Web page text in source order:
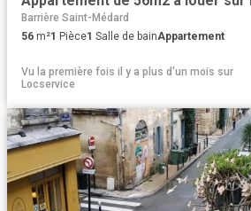
Barrière Saint-Médard
56 m²1 Pièce1 Salle de bainAppartement
Vu la première fois il y a plus d'un mois sur
Locservice